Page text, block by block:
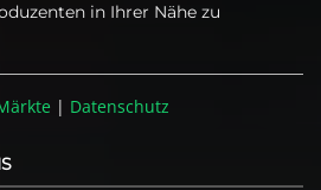
in Ihrer Nähe zu
| Datenschutz